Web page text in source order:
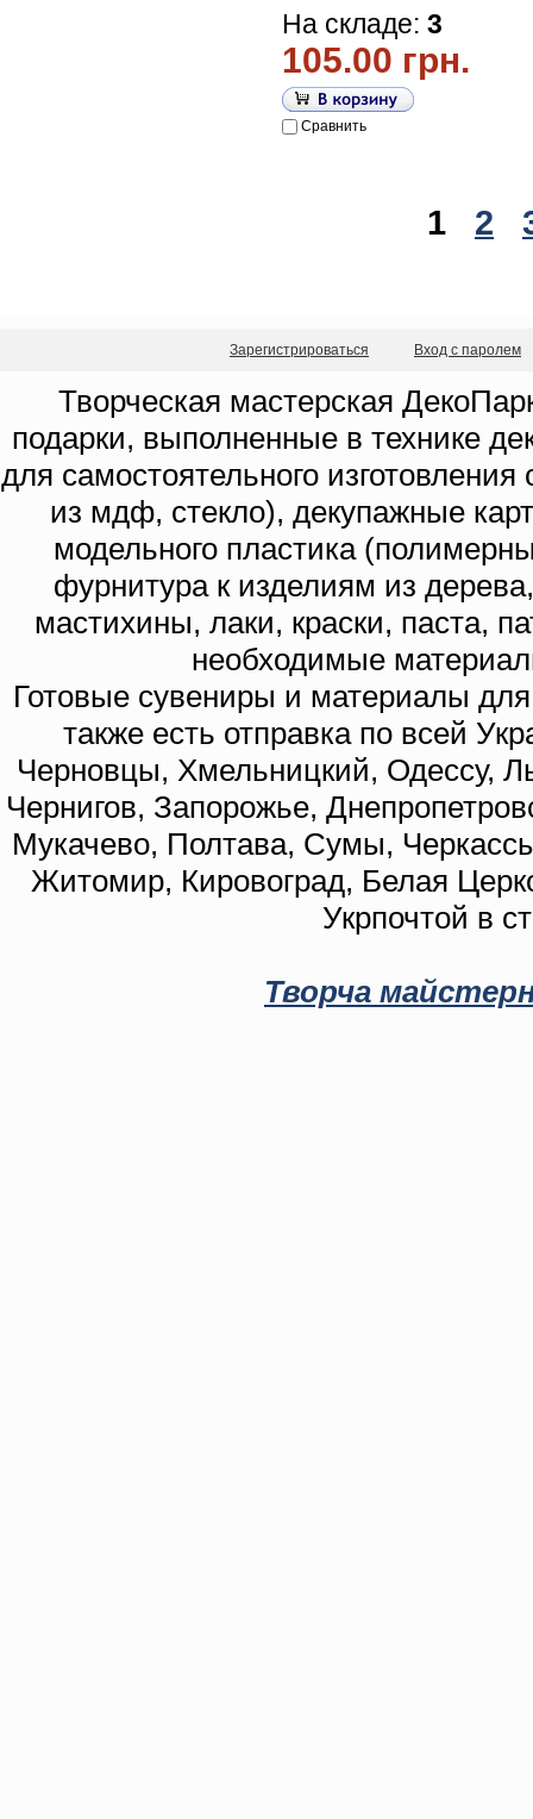
На складе: 3
105.00 грн.
Сравнить
1 2
Зарегистрироваться Вход с паролем
Творческая мастерская
подарки, выполненные в технике
для самостоятельного
из мдф, стекло), декупажные
модельного пластика
фурнитура к изделиям из
мастихины, лаки, краски, паста,
необходимые
Готовые сувениры и материалы
также есть отправка по всей
Черновцы, Хмельницкий, Одессу,
Чернигов, Запорожье,
Мукачево, Полтава, Сумы,
Житомир, Кировоград, Белая
Укрпочтой в
Творча